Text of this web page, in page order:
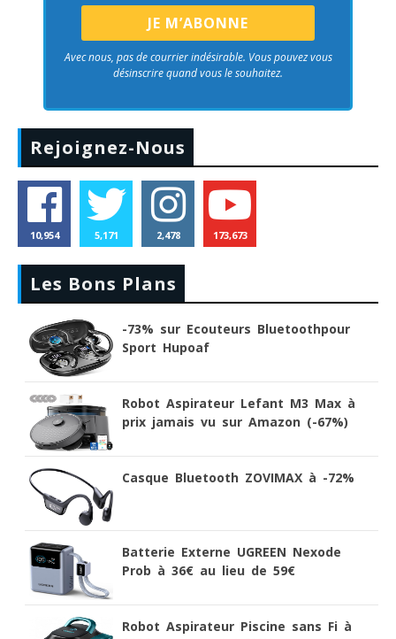
Avec nous, pas de courrier indésirable. Vous pouvez vous
désinscrire quand vous le souhaitez.
Rejoignez-Nous
10,954 5,171 2,478 173,673
Les Bons Plans
-73% sur Ecouteurs Bluetoothpour
Sport Hupoaf
Robot Aspirateur Lefant M3 Max à
prix jamais vu sur Amazon (-67%)
Casque Bluetooth ZOVIMAX à -72%
Batterie Externe UGREEN Nexode
Prob à 36€ au lieu de 59€
Robot Aspirateur Piscine sans Fi à